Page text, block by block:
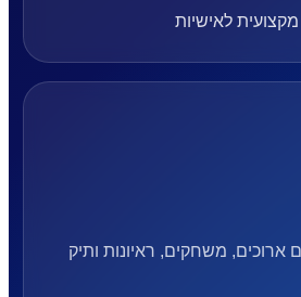
מקצועית לאישיות
ארוכים, משחקים, ראיונות ותיק